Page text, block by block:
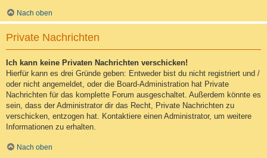
Nach oben
Private Nachrichten
Ich kann keine Privaten Nachrichten verschicken!
Hierfür kann es drei Gründe geben: Entweder bist du nicht registriert und /
oder nicht angemeldet, oder die Board-Administration hat Private
Nachrichten für das komplette Forum ausgeschaltet. Außerdem könnte es
sein, dass der Administrator dir das Recht, Private Nachrichten zu
verschicken, entzogen hat. Kontaktiere einen Administrator, um weitere
Informationen zu erhalten.
Nach oben